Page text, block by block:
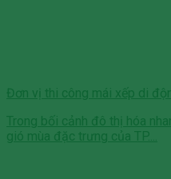
Đơn vị thi công mái xếp di
Trong bối cảnh đô thị hóa
gió mùa đặc trưng của TP....